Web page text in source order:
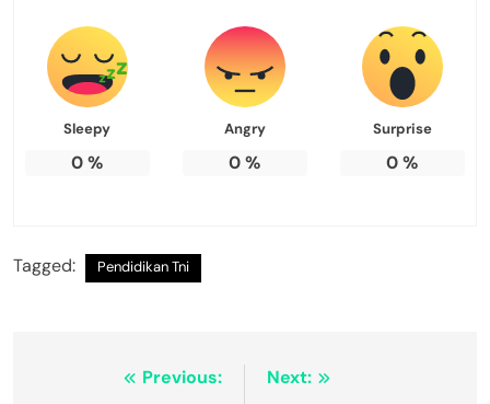
Sleepy
0%
Angry
0%
Surprise
0%
Tagged: Pendidikan Tni
NavigasiPrevious:
Next: